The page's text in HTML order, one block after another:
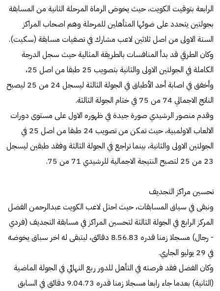
الرابعة بتوقيت الكويت، حيث يخوض الرماة المرحلة الثانية من المسابقة
بجولتين يتحدد على ضوئها المتأهلين للمرحلة وهم اصحاب المراكز
الستة الاولى من اصل ثلاثين لاعب مشارك في تصفيات مسابقة (سكيت).
وكان الطرقي قد بدأ المنافسات بالطريقة المثالية حيث سجل الدرجة
الكاملة في الجولتين الاولى والثانية بتصويب 25 طبقا من اصل 25،
وأخفق في اصابة أحد الأطباق في الجولة الثالثة ليسجل 24 من 25 ليصبح
الناتج الاجمالي 74 من 75 في ختام الجولة الثالثة.
وقدم منصور الرشيدي صورة جيدة في ظهوره الاول على مستوى دورات
الالعاب الاولمبية، حيث تمكن من تصويب 24 طبقا من اصل 25 في
الجولتين الاولى والثانية، بينما تراجع في الجولة الثالثة وفقد طبقين ليسجل
23 من 25 لتصبح النتيجة الاجمالية للرشيدي 71 من 75.
تحسين مراكز التجديف
ونبقى في سياق المسابقات، حيث احتل لاعب الكويت عبدالرحمن الفضل
المركز الرابع في الجولة الثالثة لتحسين المراكز في مسابقة التجديف (فردي
- رجال) مسجلا زمنا قدره 8.56.83 دقائق، ليتبقى له اخر سباق يخوضه
في 29 يوليو الجاري.
وكان الفضل فقد فرصته في التأهل للدور ربع النهائي في الجولة الماضية
(الثانية) بعدما جاء رابعا مسجلا زمنا قدره 9.04.73 دقائق في السابق